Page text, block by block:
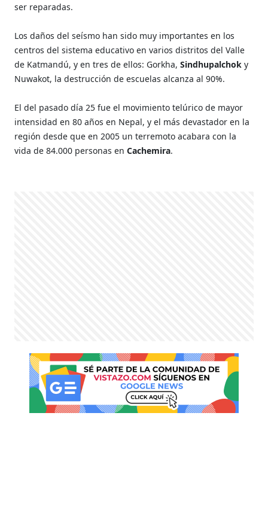
ser reparadas.
Los daños del seísmo han sido muy importantes en los
centros del sistema educativo en varios distritos del Valle
de Katmandú, y en tres de ellos: Gorkha,Sindhupalchoky
Nuwakot, la destrucción de escuelas alcanza al 90%.
El del pasado día 25 fue el movimiento telúrico de mayor
intensidad en 80 años en Nepal, y el más devastador en la
región desde que en 2005 un terremoto acabara con la
vida de 84.000 personas enCachemira.